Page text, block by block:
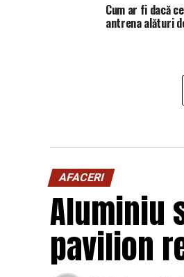
Cum ar fi dacă
antrena alături
AFACERI
Aluminiu
pavilion